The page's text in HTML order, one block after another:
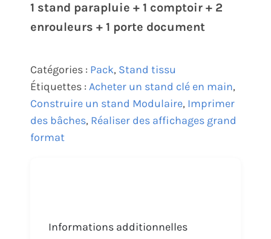
1 stand parapluie + 1 comptoir + 2
enrouleurs + 1 porte document
Catégories : Pack, Stand tissu
Étiquettes : Acheter un stand clé en main,
Construire un stand Modulaire, Imprimer
des bâches, Réaliser des affichages grand
format
Informations additionnelles